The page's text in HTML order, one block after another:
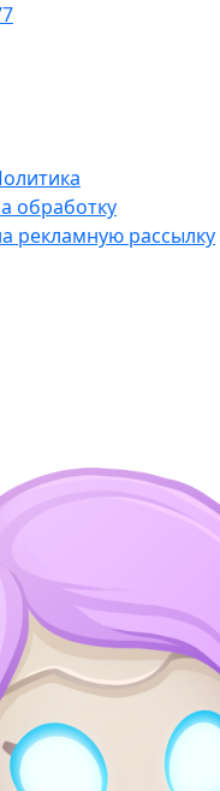
обработку
рекламную рассылку